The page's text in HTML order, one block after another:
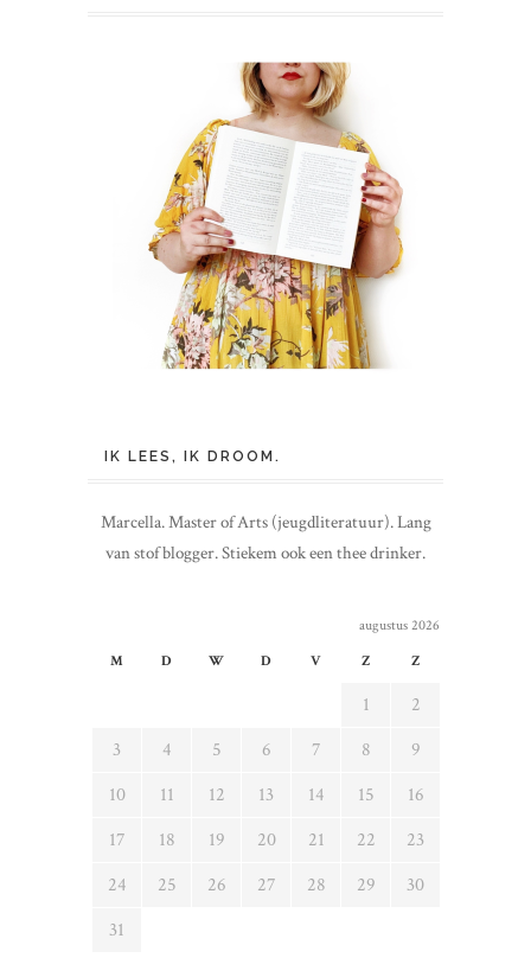
IK LEES, IK DROOM.
Marcella. Master of Arts (jeugdliteratuur). Lang
van stof blogger. Stiekem ook een thee drinker.
augustus 2026
M
D W D V Z Z
1
2
3
4 5 6 7 8
9
10
11 12 13 14 15
16
17
18 19 20 21 22
23
24
25 26 27 28 29
30
31